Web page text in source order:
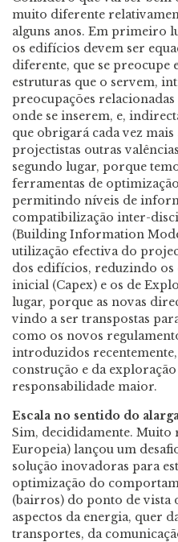
muito diferente
alguns anos. Em primeiro
os edifícios devem ser
diferente, que se
estruturas que o servem,
preocupações
onde se inserem, e,
que obrigará cada vez
projectistas outras
segundo lugar, porque
ferramentas de
permitindo níveis de
compatibilização inter-
(Building Information
utilização efectiva do
dos edifícios, reduzindo os
inicial (Capex) e os de
lugar, porque as novas
vindo a ser transpostas
como os novos
introduzidos
construção e da
responsabilidade maior.
Escala no sentido do
Sim, decididamente. Muito
Europeia) lançou um
solução inovadoras para
optimização do
(bairros) do ponto de vista
aspectos da energia, quer
transportes, da